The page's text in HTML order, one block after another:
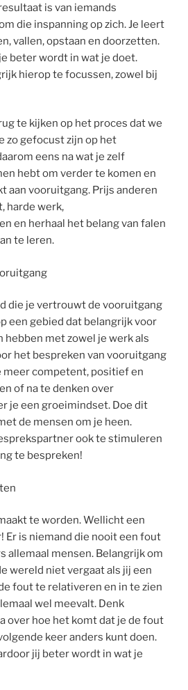
is van iemands
die inspanning op zich. Je leert
vallen, opstaan en doorzetten.
beter wordt in wat je doet.
hierop te focussen, zowel bij
te kijken op het proces dat we
zo gefocust zijn op het
eens na wat je zelf
hebt om verder te komen en
aan vooruitgang. Prijs anderen
harde werk,
en herhaal het belang van falen
te leren.
die je vertrouwt de vooruitgang
een gebied dat belangrijk voor
hebben met zowel je werk als
het bespreken van vooruitgang
meer competent, positief en
of na te denken over
je een groeimindset. Doe dit
de mensen om je heen.
ook te stimuleren
te bespreken!
te worden. Wellicht een
Er is niemand die nooit een fout
allemaal mensen. Belangrijk om
wereld niet vergaat als jij een
fout te relativeren en in te zien
wel meevalt. Denk
over hoe het komt dat je de fout
keer anders kunt doen.
jij beter wordt in wat je